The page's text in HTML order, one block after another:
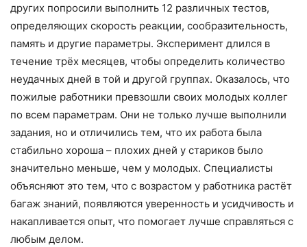
других попросили выполнить 12 различных тестов,
определяющих скорость реакции, сообразительность,
память и другие параметры. Эксперимент длился в
течение трёх месяцев, чтобы определить количество
неудачных дней в той и другой группах. Оказалось, что
пожилые работники превзошли своих молодых коллег
по всем параметрам. Они не только лучше выполнили
задания, но и отличились тем, что их работа была
стабильно хороша – плохих дней у стариков было
значительно меньше, чем у молодых. Специалисты
объясняют это тем, что с возрастом у работника растёт
багаж знаний, появляются уверенность и усидчивость и
накапливается опыт, что помогает лучше справляться с
любым делом.